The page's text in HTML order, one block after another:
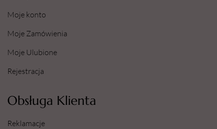
Moje konto
Moje Zamówienia
Moje Ulubione
Rejestracja
Obsługa Klienta
Reklamacje